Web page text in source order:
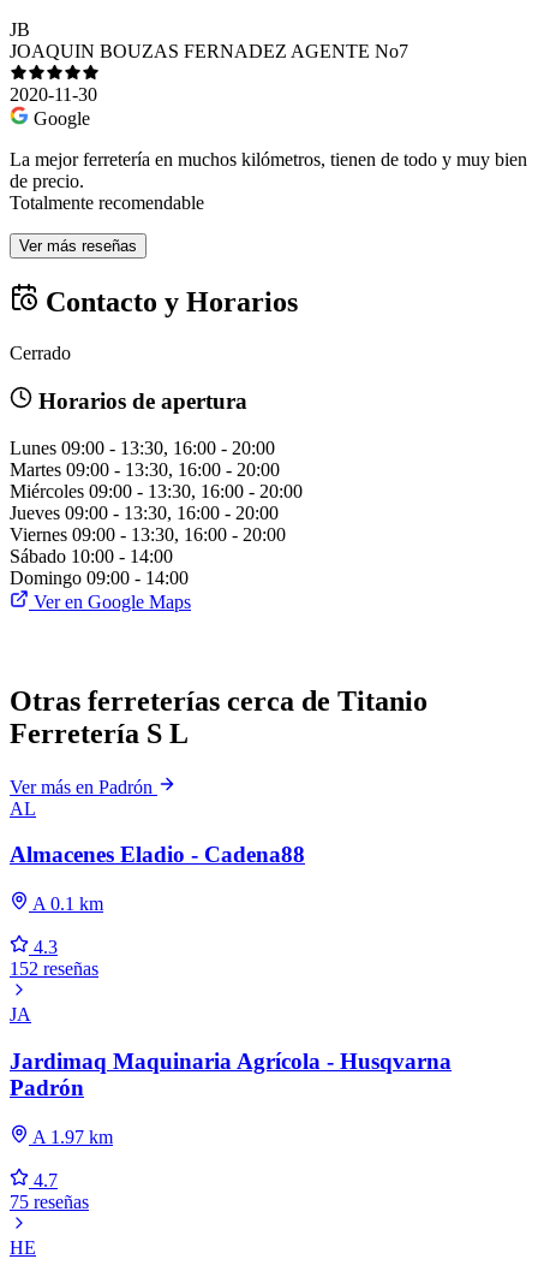
JB
JOAQUIN BOUZAS FERNADEZ AGENTE No7
2020-11-30
Google
La mejor ferretería en muchos kilómetros, tienen de todo y muy bien
de precio.
Totalmente recomendable
Ver más reseñas
Contacto y Horarios
Cerrado
Horarios de apertura
Lunes 09:00 - 13:30, 16:00 - 20:00
Martes 09:00 - 13:30, 16:00 - 20:00
Miércoles 09:00 - 13:30, 16:00 - 20:00
Jueves 09:00 - 13:30, 16:00 - 20:00
Viernes 09:00 - 13:30, 16:00 - 20:00
Sábado 10:00 - 14:00
Domingo 09:00 - 14:00
Ver en Google Maps
Otras ferreterías cerca de Titanio
Ferretería S L
Ver más en Padrón
AL
Almacenes Eladio - Cadena88
A 0.1 km
4.3
152 reseñas
JA
Jardimaq Maquinaria Agrícola - Husqvarna
Padrón
A 1.97 km
4.7
75 reseñas
HE